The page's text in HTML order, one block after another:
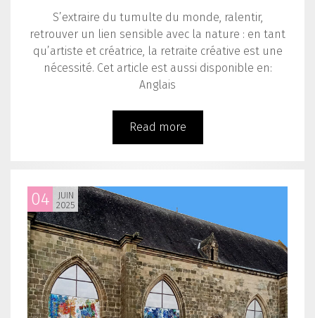
S’extraire du tumulte du monde, ralentir,
retrouver un lien sensible avec la nature : en tant
qu’artiste et créatrice, la retraite créative est une
nécessité. Cet article est aussi disponible en:
Anglais
Read more
04
JUIN
2025